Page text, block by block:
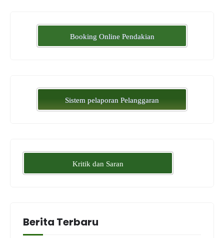
Booking Online Pendakian
Sistem pelaporan Pelanggaran
Kritik dan Saran
Berita Terbaru